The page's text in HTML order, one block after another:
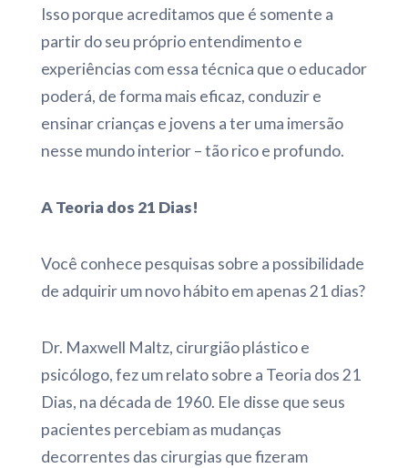
Isso porque acreditamos que é somente a
partir do seu próprio entendimento e
experiências com essa técnica que o educador
poderá, de forma mais eficaz, conduzir e
ensinar crianças e jovens a ter uma imersão
nesse mundo interior – tão rico e profundo.
A Teoria dos 21 Dias!
Você conhece pesquisas sobre a possibilidade
de adquirir um novo hábito em apenas 21 dias?
Dr. Maxwell Maltz, cirurgião plástico e
psicólogo, fez um relato sobre a Teoria dos 21
Dias, na década de 1960. Ele disse que seus
pacientes percebiam as mudanças
decorrentes das cirurgias que fizeram